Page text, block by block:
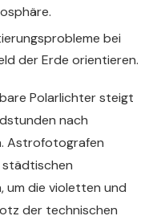
bei
der Erde orientieren.
Polarlichter steigt
nach
Astrofotografen
um die violetten und
der technischen